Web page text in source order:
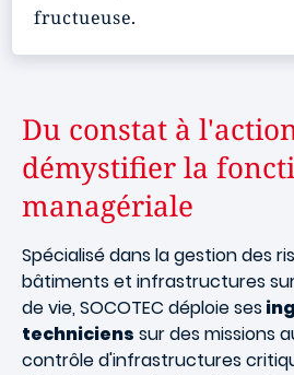
fructueuse.
Du constat à
démystifier la
managériale
Spécialisé dans la gestion des
bâtiments et infrastructures
de vie, SOCOTEC déploie ses
techniciens sur des missions
contrôle d'infrastructures